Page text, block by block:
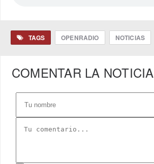
TAGS OPENRADIO NOTICIAS
COMENTAR LA NOTICIA